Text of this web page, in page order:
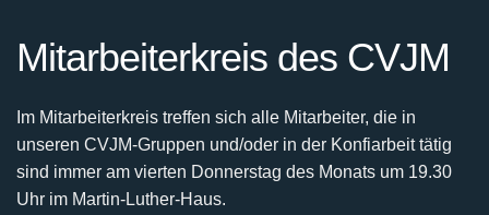
Mitarbeiterkreis des CVJM
Im Mitarbeiterkreis treffen sich alle Mitarbeiter, die in
unseren CVJM-Gruppen und/oder in der Konfiarbeit tätig
sind immer am vierten Donnerstag des Monats um 19.30
Uhr im Martin-Luther-Haus.